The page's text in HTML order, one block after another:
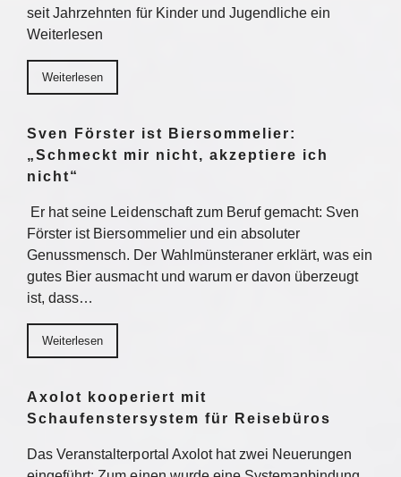
seit Jahrzehnten für Kinder und Jugendliche ein
Weiterlesen
Weiterlesen
Sven Förster ist Biersommelier:
„Schmeckt mir nicht, akzeptiere ich
nicht“
Er hat seine Leidenschaft zum Beruf gemacht: Sven
Förster ist Biersommelier und ein absoluter
Genussmensch. Der Wahlmünsteraner erklärt, was ein
gutes Bier ausmacht und warum er davon überzeugt
ist, dass…
Weiterlesen
Axolot kooperiert mit
Schaufenstersystem für Reisebüros
Das Veranstalterportal Axolot hat zwei Neuerungen